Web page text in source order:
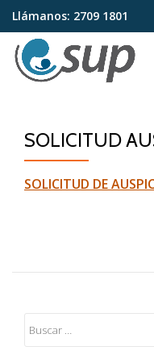
Saltar
contenido
Llámanos: 2709 1801
SOLICITUD
SOLICITUD DE